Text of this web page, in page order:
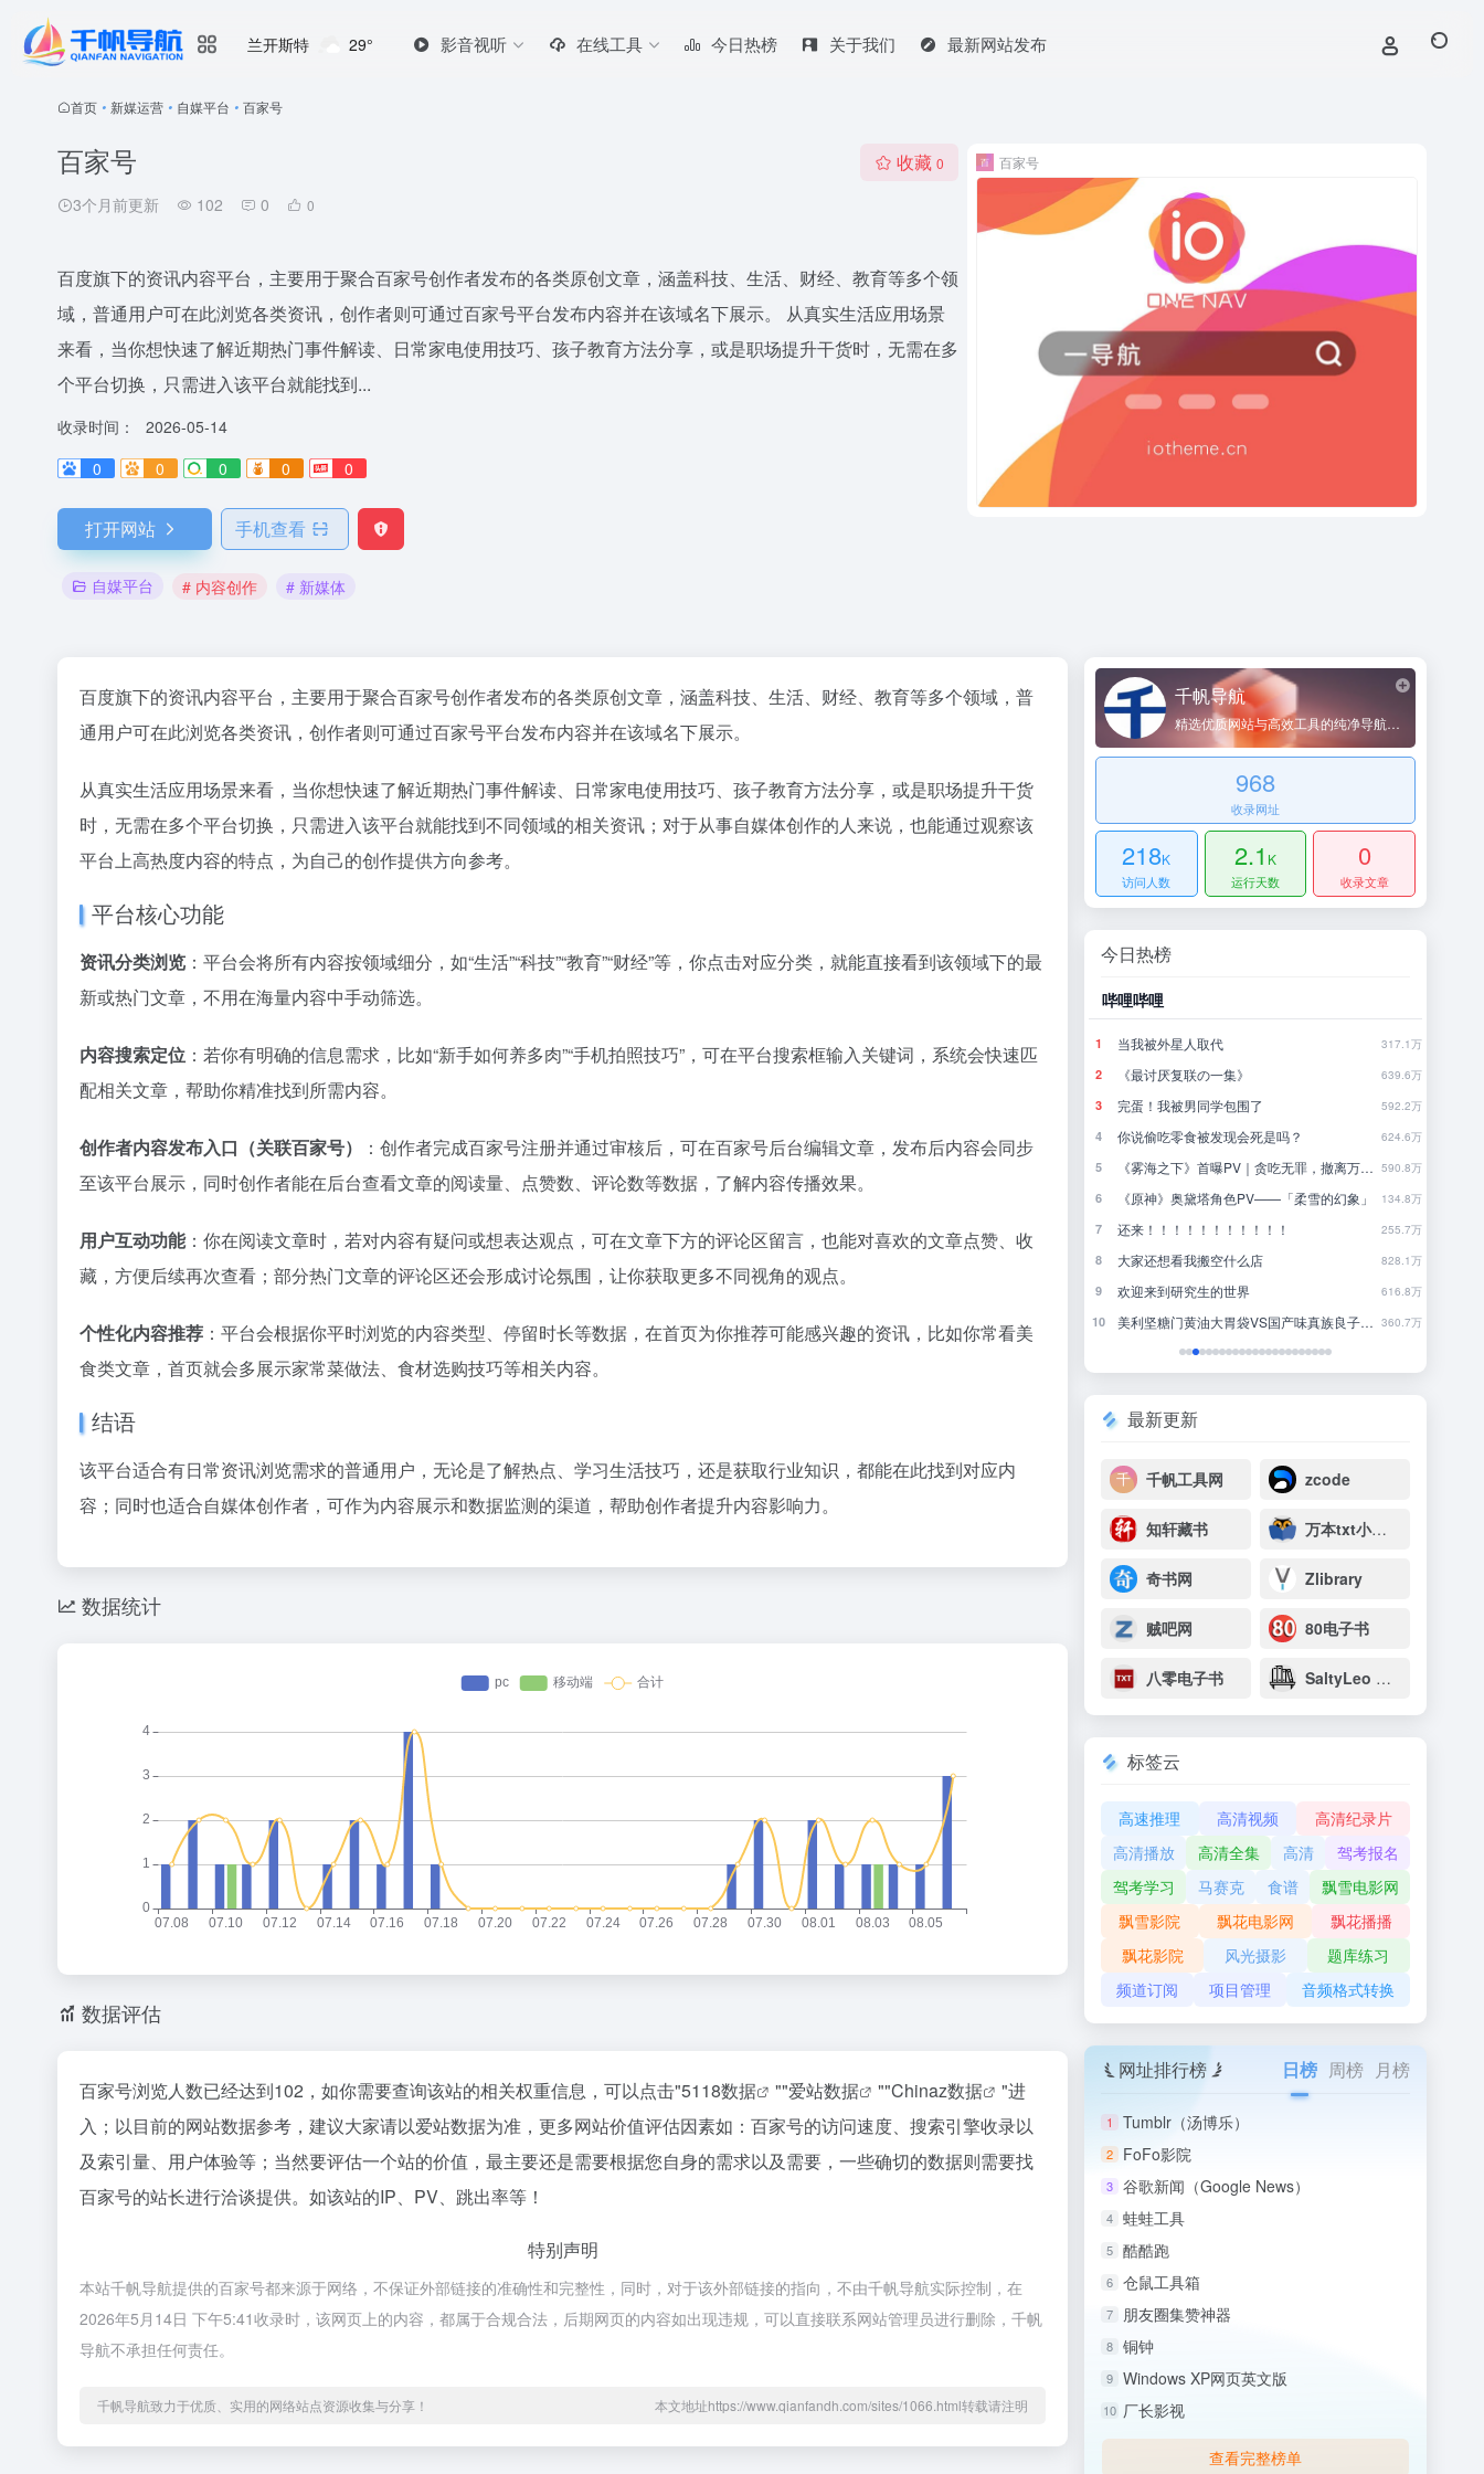
兰开斯特 29° 影音视听 在线工具 今日热榜 关于我们 最新网站发布
首页 • 新媒运营 • 自媒平台 • 百家号
百家号
3个月前更新 102 0 0
收藏 0
百度旗下的资讯内容平台，主要用于聚合百家号创作者发布的各类原创文章，涵盖科技、生活、财经、教育等多个领
域，普通用户可在此浏览各类资讯，创作者则可通过百家号平台发布内容并在该域名下展示。 从真实生活应用场景
来看，当你想快速了解近期热门事件解读、日常家电使用技巧、孩子教育方法分享，或是职场提升干货时，无需在多
个平台切换，只需进入该平台就能找到...
收录时间：
2026-05-14
0
0 0 0 0
打开网站 手机查看
自媒平台 # 内容创作 # 新媒体
百家号
百度旗下的资讯内容平台，主要用于聚合百家号创作者发布的各类原创文章，涵盖科技、生活、财经、教育等多个领域，普
通用户可在此浏览各类资讯，创作者则可通过百家号平台发布内容并在该域名下展示。
从真实生活应用场景来看，当你想快速了解近期热门事件解读、日常家电使用技巧、孩子教育方法分享，或是职场提升干货
时，无需在多个平台切换，只需进入该平台就能找到不同领域的相关资讯；对于从事自媒体创作的人来说，也能通过观察该
平台上高热度内容的特点，为自己的创作提供方向参考。
平台核心功能
资讯分类浏览 ：平台会将所有内容按领域细分，如“生活”“科技”“教育”“财经”等，你点击对应分类，就能直接看到该领域下的最
新或热门文章，不用在海量内容中手动筛选。
内容搜索定位 ：若你有明确的信息需求，比如“新手如何养多肉”“手机拍照技巧”，可在平台搜索框输入关键词，系统会快速匹
配相关文章，帮助你精准找到所需内容。
创作者内容发布入口（关联百家号）
：创作者完成百家号注册并通过审核后，可在百家号后台编辑文章，发布后内容会同步
至该平台展示，同时创作者能在后台查看文章的阅读量、点赞数、评论数等数据，了解内容传播效果。
用户互动功能：你在阅读文章时，若对内容有疑问或想表达观点，可在文章下方的评论区留言，也能对喜欢的文章点赞、收
藏，方便后续再次查看；部分热门文章的评论区还会形成讨论氛围，让你获取更多不同视角的观点。
个性化内容推荐 ：平台会根据你平时浏览的内容类型、停留时长等数据，在首页为你推荐可能感兴趣的资讯，比如你常看美
食类文章，首页就会多展示家常菜做法、食材选购技巧等相关内容。
结语
该平台适合有日常资讯浏览需求的普通用户，无论是了解热点、学习生活技巧，还是获取行业知识，都能在此找到对应内
容；同时也适合自媒体创作者，可作为内容展示和数据监测的渠道，帮助创作者提升内容影响力。
数据统计
数据评估
百家号浏览人数已经达到102，如你需要查询该站的相关权重信息，可以点击"5118数据 ""爱站数据 ""Chinaz数据
"进
入；以目前的网站数据参考，建议大家请以爱站数据为准，更多网站价值评估因素如：百家号的访问速度、搜索引擎收录以
及索引量、用户体验等；当然要评估一个站的价值，最主要还是需要根据您自身的需求以及需要，一些确切的数据则需要找
百家号的站长进行洽谈提供。如该站的IP、PV、跳出率等！
特别声明
本站千帆导航提供的百家号都来源于网络，不保证外部链接的准确性和完整性，同时，对于该外部链接的指向，不由千帆导航实际控制，在
2026年5月14日 下午5:41收录时，该网页上的内容，都属于合规合法，后期网页的内容如出现违规，可以直接联系网站管理员进行删除，千帆
导航不承担任何责任。
千帆导航致力于优质、实用的网络站点资源收集与分享！ 本文地址https://www.qianfandh.com/sites/1066.html转载请注明
千帆导航
精选优质网站与高效工具的纯净导航平台
968
收录网址
218K
访问人数
2.1 K
运行天数
0
收录文章
今日热榜
36氪
扎克伯格，跟DeepSeek拼了
星巴克卖身、库迪踩刹车，只有瑞幸不敢停
携程还是一条好汉
乳企半年报预告冰火两重天：上游回暖，下游分化
10 谷歌最重要的人，离职去做的“Loop”有多重要？
把党建设得更加坚强有力
4 “China Cool”成海外热词
U17国足1分钟轰2球
7 父母为陪女儿在大学食堂承包档口2年
宇树科技发行价格150.80元/股
10 吉林一“温度计大楼”读数爆表
哔哩哔哩
1 当我被外星人取代 317.1万
2 《最讨厌复联の一集》 639.6万
3 完蛋！我被男同学包围了 592.2万
4 你说偷吃零食被发现会死是吗？ 624.6万
5 《雾海之下》首曝PV｜贪吃无罪，撤离万岁！ 590.8万
6 《原神》奥黛塔角色PV——「柔雪的幻象」 134.8万
7 还来！！！！！！！！！！！ 255.7万
8 大家还想看我搬空什么店 828.1万
9 欢迎来到研究生的世界 616.8万
10 美利坚糖门黄油大胃袋VS国产味真族良子板面长老 360.7万
最新更新
千帆工具网 zcode
知轩藏书 万本txt小说下载网
奇书网 Zlibrary
贼吧网 80电子书
八零电子书 SaltyLeo 的书架
标签云
高速推理 高清视频
高清纪录片
高清播放
高清全集 高清
驾考报名
驾考学习
马赛克 食谱
飘雪电影网
飘雪影院
飘花电影网
飘花播播
飘花影院
风光摄影
题库练习
频道订阅
项目管理 音频格式转换
网址排行榜 日榜 周榜 月榜
1 Tumblr（汤博乐）
2 FoFo影院
3 谷歌新闻（Google News）
4 蛙蛙工具
5 酷酷跑
6 仓鼠工具箱
7 朋友圈集赞神器
8 铜钟
9 Windows XP网页英文版
10 厂长影视
查看完整榜单